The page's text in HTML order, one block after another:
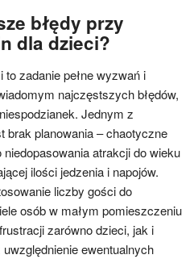
błędy przy
dla dzieci?
zadanie pełne wyzwań i
najczęstszych błędów,
Jednym z
brak planowania – chaotyczne
atrakcji do wieku
ilości jedzenia i napojów.
liczby gości do
osób w małym pomieszczeniu
zarówno dzieci, jak i
ewentualnych